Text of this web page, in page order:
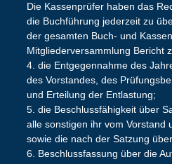
Die Kassenprüfer haben das
die Buchführung jederzeit zu
der gesamten Buch- und
Mitgliederversammlung Bericht
4. die Entgegennahme des
des Vorstandes, des
und Erteilung der Entlastung;
5. die Beschlussfähigkeit über
alle sonstigen ihr vom Vorstand
sowie die nach der Satzung
6. Beschlussfassung über die